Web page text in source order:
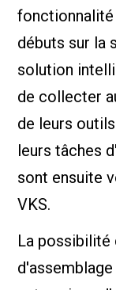
débuts sur la
solution
de collecter
de leurs
leurs tâches
sont ensuite
VKS.
La possibilité